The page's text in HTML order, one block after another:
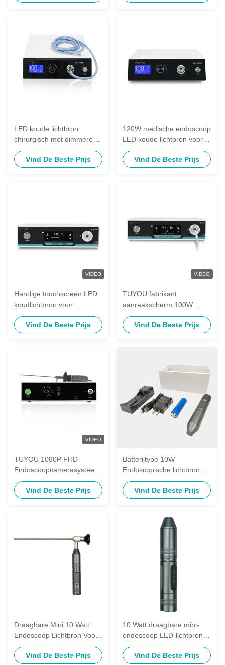
LED koude lichtbron
chirurgisch met dimmere
helderheidscontrole voor
rigide endoscoop
Vind De Beste Prijs
120W medische endoscoop
LED koude lichtbron voor
starre endoscoop
Vind De Beste Prijs
VIDEO
Handige touchscreen LED
koudlichtbron voor
endoscoop camerasysteem
Vind De Beste Prijs
VIDEO
TUYOU fabrikant
aanraakscherm 100W
koude LED-lichtbron voor
endoscopisch medisch
Vind De Beste Prijs
VIDEO
TUYOU 1080P FHD
Endoscoopcamerasysteem
voor
hysteroscoop/Laparoscoop
Vind De Beste Prijs
Batterijtype 10W
Endoscopische lichtbron
voor ENT-chirurgie
Draagbare medische
Vind De Beste Prijs
Draagbare Mini 10 Watt
Endoscoop Lichtbron Voor
ENT Chirurgie Medisch
Lichtbron
Vind De Beste Prijs
10 Watt draagbare mini-
endoscoop LED-lichtbron
voor ENT-chirurgie
Vind De Beste Prijs